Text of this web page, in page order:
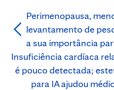
Perimenopausa,
levantamento de
a sua importância
Insuficiência cardíaca
é pouco detectada;
para IA ajudou